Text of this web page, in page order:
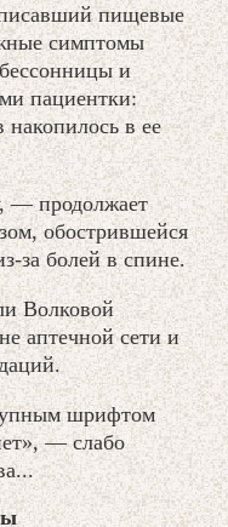
пищевые
симптомы
и
пациентки:
в ее
— продолжает
обострившейся
за болей в спине.
Волковой
аптечной сети и
шрифтом
— слабо